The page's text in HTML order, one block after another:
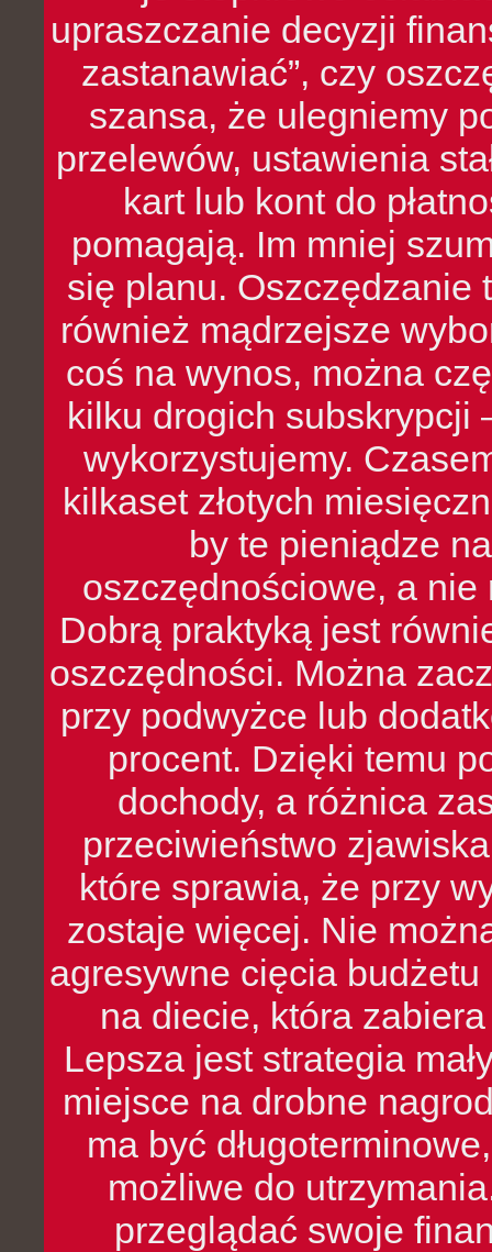
upraszczanie decyzji
zastanawiać”, czy
szansa, że ulegniemy
przelewów, ustawienia
kart lub kont do
pomagają. Im mniej
się planu. Oszczędzanie
również mądrzejsze
coś na wynos, można
kilku drogich subskrypcji
wykorzystujemy.
kilkaset złotych
by te pieniądze
oszczędnościowe, a nie
Dobrą praktyką jest
oszczędności. Można
przy podwyżce lub
procent. Dzięki temu
dochody, a różnica
przeciwieństwo
które sprawia, że przy
zostaje więcej. Nie
agresywne cięcia
na diecie, która
Lepsza jest strategia
miejsce na drobne
ma być
możliwe do
przeglądać swoje